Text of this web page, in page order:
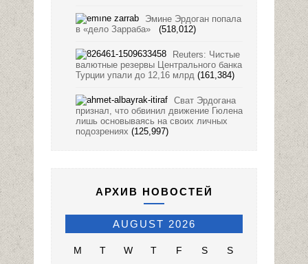
Эмине Эрдоган попала
в «дело Зарраба»
(518,012)
Reuters: Чистые
валютные резервы Центрального банка
Турции упали до 12,16 млрд (161,384)
Сват Эрдогана
признал, что обвинил движение Гюлена
лишь основываясь на своих личных
подозрениях (125,997)
АРХИВ НОВОСТЕЙ
AUGUST 2026
M T W T F S S